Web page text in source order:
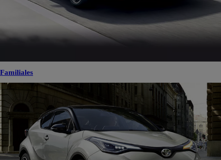
Familiales